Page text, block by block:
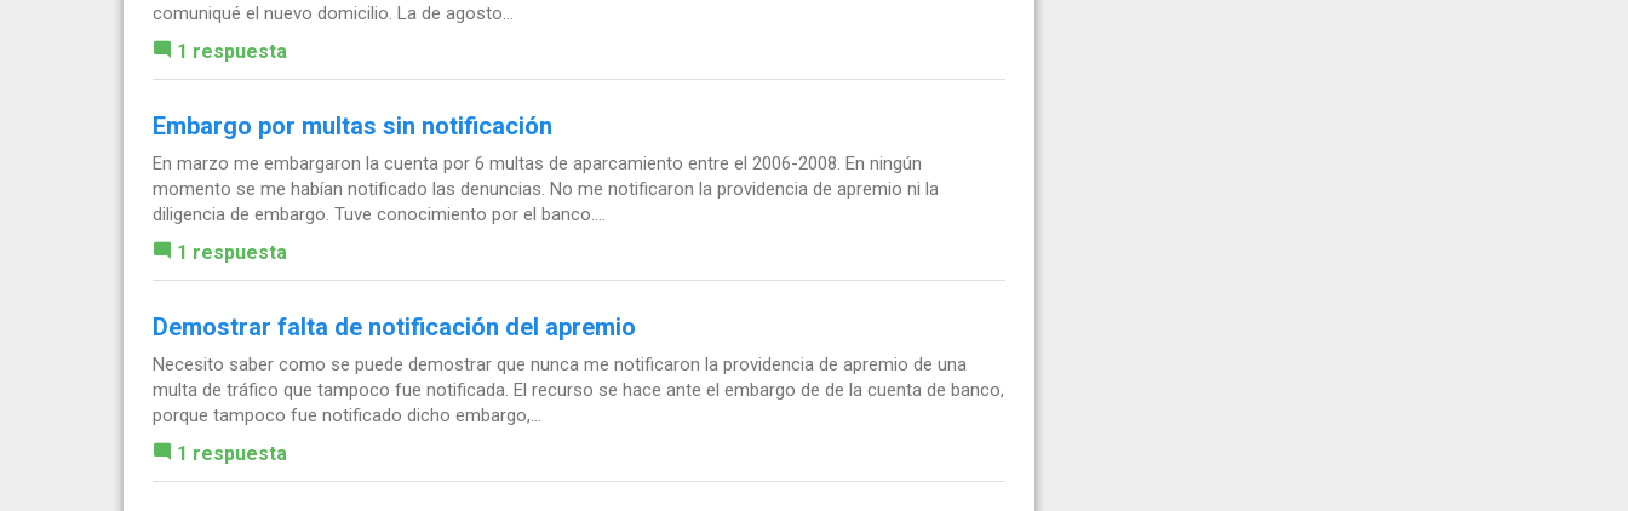
comuniqué el nuevo domicilio. La de agosto...
1 respuesta
Embargo por multas sin notificación
En marzo me embargaron la cuenta por 6 multas de aparcamiento entre el 2006-2008. En ningún
momento se me habían notificado las denuncias. No me notificaron la providencia de apremio ni la
diligencia de embargo. Tuve conocimiento por el banco....
1 respuesta
Demostrar falta de notificación del apremio
Necesito saber como se puede demostrar que nunca me notificaron la providencia de apremio de una
multa de tráfico que tampoco fue notificada. El recurso se hace ante el embargo de de la cuenta de banco,
porque tampoco fue notificado dicho embargo,...
1 respuesta